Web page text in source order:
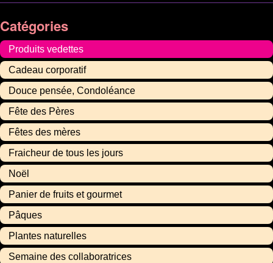
Catégories
Produits vedettes
Cadeau corporatif
Douce pensée, Condoléance
Fête des Pères
Fêtes des mères
Fraicheur de tous les jours
Noël
Panier de fruits et gourmet
Pâques
Plantes naturelles
Semaine des collaboratrices